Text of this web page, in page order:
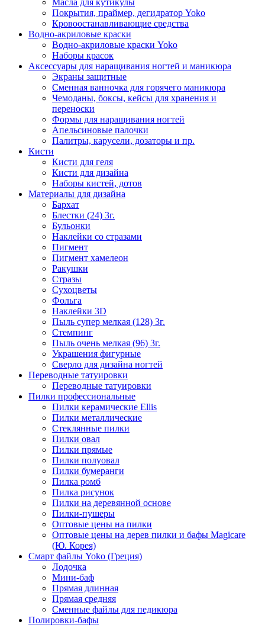
Масла для кутикулы
Покрытия, праймер, дегидратор Yoko
Кровоостанавливающие средства
Водно-акриловые краски
Водно-акриловые краски Yoko
Наборы красок
Аксессуары для наращивания ногтей и маникюра
Экраны защитные
Сменная ванночка для горячего маникюра
Чемоданы, боксы, кейсы для хранения и
переноски
Формы для наращивания ногтей
Апельсиновые палочки
Палитры, карусели, дозаторы и пр.
Кисти
Кисти для геля
Кисти для дизайна
Наборы кистей, дотов
Материалы для дизайна
Бархат
Блестки (24) 3г.
Бульонки
Наклейки со стразами
Пигмент
Пигмент хамелеон
Ракушки
Стразы
Сухоцветы
Фольга
Наклейки 3D
Пыль супер мелкая (128) 3г.
Стемпинг
Пыль очень мелкая (96) 3г.
Украшения фигурные
Сверло для дизайна ногтей
Переводные татуировки
Переводные татуировки
Пилки профессиональные
Пилки керамические Ellis
Пилки металлические
Стеклянные пилки
Пилки овал
Пилки прямые
Пилки полуовал
Пилки бумеранги
Пилка ромб
Пилка рисунок
Пилки на деревянной основе
Пилки-пушеры
Оптовые цены на пилки
Оптовые цены на дерев пилки и бафы Magicare
(Ю. Корея)
Смарт файлы Yoko (Греция)
Лодочка
Мини-баф
Прямая длинная
Прямая средняя
Сменные файлы для педикюра
Полировки-бафы